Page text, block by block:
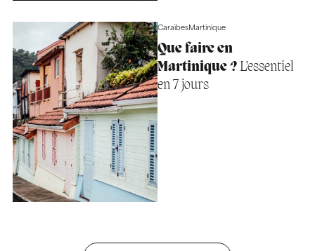
CaraïbesMartinique
Que faire en
Martinique ?L’essentiel
en 7 jours